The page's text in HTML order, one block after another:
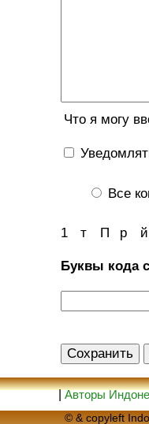
Что я могу
Все
й
р
П
т
1
Буквы кода
|Авторы
© & copyleft